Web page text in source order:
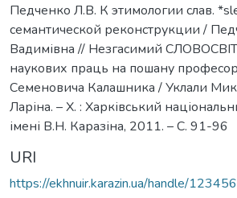
Педченко Л.В. К этимологии слав.
семантической реконструкции /
Вадимівна // Незгасимий
наукових праць на пошану
Семеновича Калашника / Уклали
Ларіна. – Х. : Харківський
імені В.Н. Каразіна, 2011. – С. 91-96
URI
https://ekhnuir.karazin.ua/handle/